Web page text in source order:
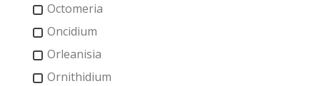
Octomeria
Oncidium
Orleanisia
Ornithidium